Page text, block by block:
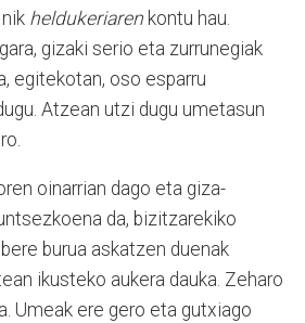
heldukeriaren kontu hau.
gizaki serio eta zurrunegiak
egitekotan, oso esparru
Atzean utzi dugu umetasun
oinarrian dago eta giza-
da, bizitzarekiko
burua askatzen duenak
ikusteko aukera dauka. Zeharo
Umeak ere gero eta gutxiago